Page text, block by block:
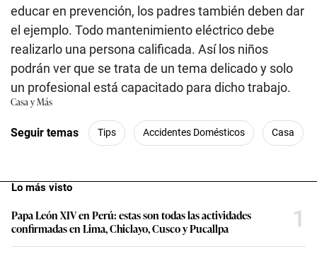
educar en prevención, los padres también deben dar
el ejemplo. Todo mantenimiento eléctrico debe
realizarlo una persona calificada. Así los niños
podrán ver que se trata de un tema delicado y solo
un profesional está capacitado para dicho trabajo.
Casa y Más
Seguir temas Tips Accidentes Domésticos Casa
Lo más visto
Papa León XIV en Perú: estas son todas las actividades
confirmadas en Lima, Chiclayo, Cusco y Pucallpa
1